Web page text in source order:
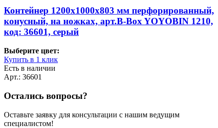
Контейнер 1200х1000х803 мм перфорированный,
конусный, на ножках, арт.B-Box YOYOBIN 1210,
код: 36601, серый
Выберите цвет:
Купить в 1 клик
Есть в наличии
Арт.: 36601
Остались вопросы?
Оставьте заявку для консультации с нашим ведущим
специалистом!